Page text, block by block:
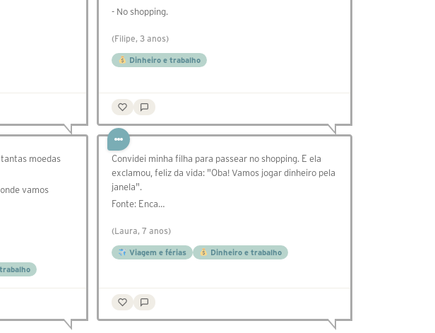
- No shopping.
(Filipe, 3 anos)
Dinheiro e trabalho
moedas
vamos
Convidei minha filha para passear no shopping. E ela
exclamou, feliz da vida: "Oba! Vamos jogar dinheiro pela
janela".
Fonte: Enca…
(Laura, 7 anos)
Viagem e férias Dinheiro e trabalho